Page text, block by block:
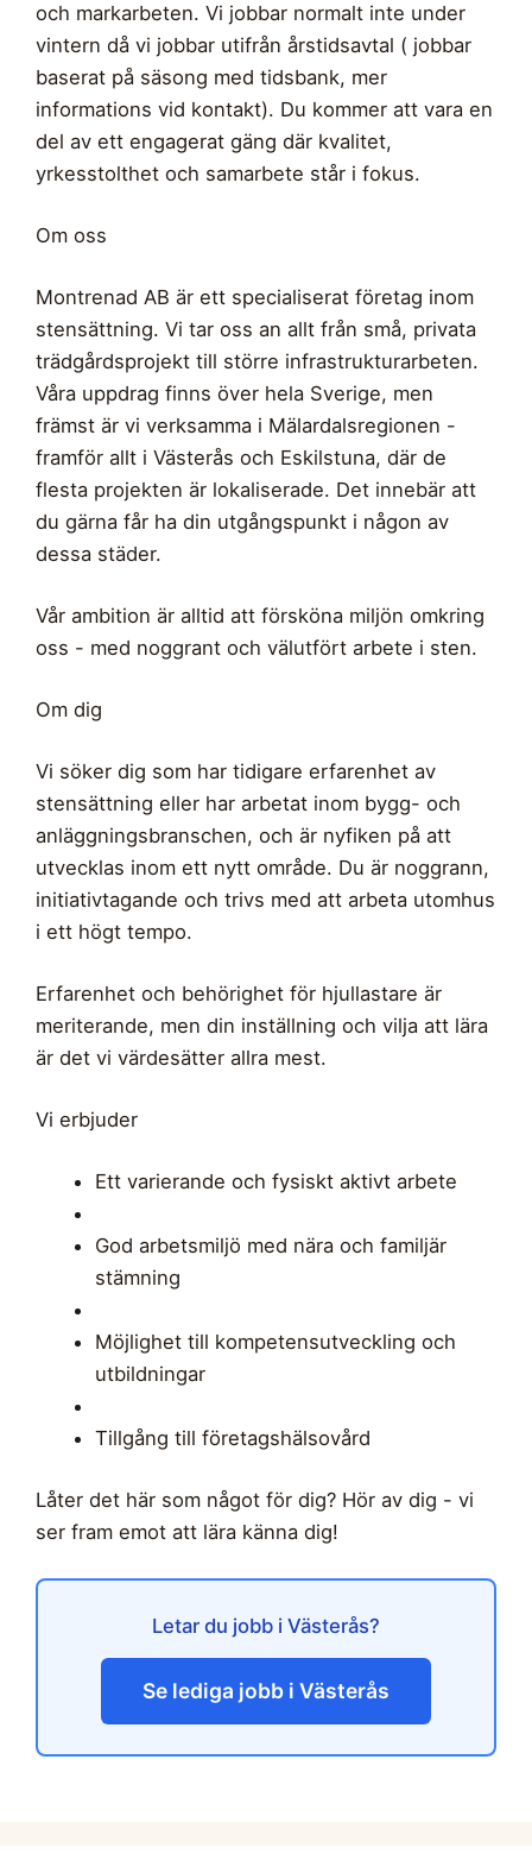
och markarbeten. Vi jobbar normalt inte under
vintern då vi jobbar utifrån årstidsavtal ( jobbar
baserat på säsong med tidsbank, mer
informations vid kontakt). Du kommer att vara en
del av ett engagerat gäng där kvalitet,
yrkesstolthet och samarbete står i fokus.
Om oss
Montrenad AB är ett specialiserat företag inom
stensättning. Vi tar oss an allt från små, privata
trädgårdsprojekt till större infrastrukturarbeten.
Våra uppdrag finns över hela Sverige, men
främst är vi verksamma i Mälardalsregionen -
framför allt i Västerås och Eskilstuna, där de
flesta projekten är lokaliserade. Det innebär att
du gärna får ha din utgångspunkt i någon av
dessa städer.
Vår ambition är alltid att försköna miljön omkring
oss - med noggrant och välutfört arbete i sten.
Om dig
Vi söker dig som har tidigare erfarenhet av
stensättning eller har arbetat inom bygg- och
anläggningsbranschen, och är nyfiken på att
utvecklas inom ett nytt område. Du är noggrann,
initiativtagande och trivs med att arbeta utomhus
i ett högt tempo.
Erfarenhet och behörighet för hjullastare är
meriterande, men din inställning och vilja att lära
är det vi värdesätter allra mest.
Vi erbjuder
Ett varierande och fysiskt aktivt arbete
God arbetsmiljö med nära och familjär
stämning
Möjlighet till kompetensutveckling och
utbildningar
Tillgång till företagshälsovård
Låter det här som något för dig? Hör av dig - vi
ser fram emot att lära känna dig!
Letar du jobb i Västerås?
Se lediga jobb i Västerås